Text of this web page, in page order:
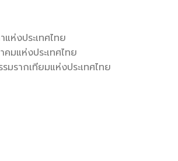
ห่งประเทศไทย
มแห่งประเทศไทย
มรากเทียมแห่งประเทศไทย